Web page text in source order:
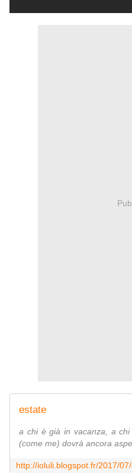
estate
a chi è già in vacanza, a
(come me) dovrà ancora